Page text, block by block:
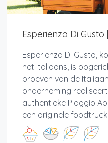
Esperienza Di Gusto
Esperienza Di Gusto,
het Italiaans, is
proeven van de
onderneming
authentieke Piaggio
een originele